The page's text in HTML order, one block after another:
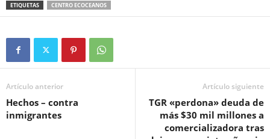
ETIQUETAS CENTRO ECOCEANOS
Artículo anterior
Hechos – contra
inmigrantes
Artículo siguiente
TGR «perdona» deuda de
más $30 mil millones a
comercializadora tras